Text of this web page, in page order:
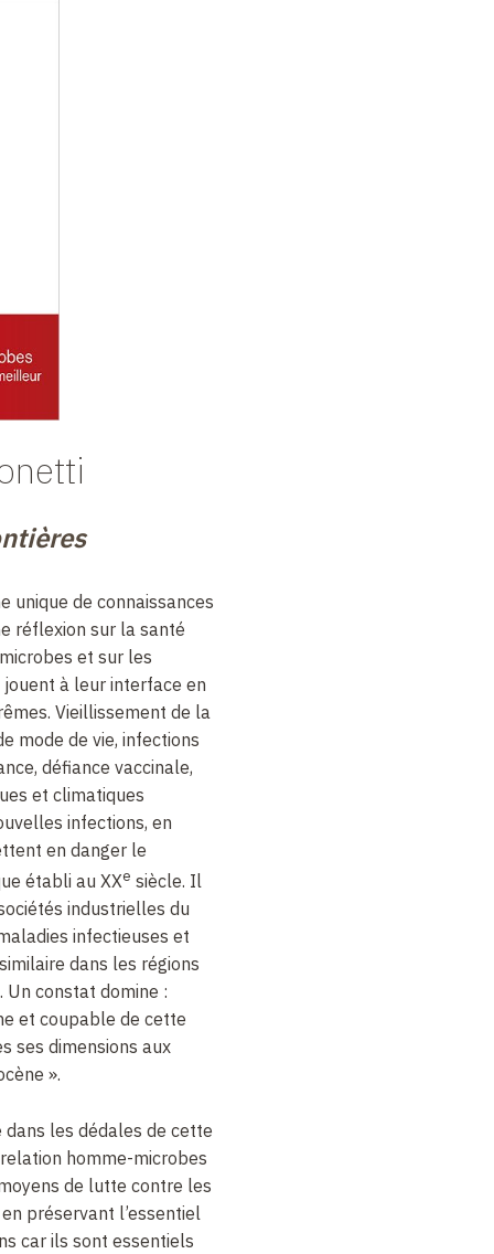
unique de connaissances
réflexion sur la santé
et sur les
à leur interface en
Vieillissement de la
mode de vie, infections
défiance vaccinale,
et climatiques
infections, en
en danger le
établi au XXe siècle. Il
industrielles du
infectieuses et
dans les régions
constat domine :
et coupable de cette
ses dimensions aux
».
dans les dédales de cette
homme-microbes
de lutte contre les
préservant l’essentiel
car ils sont essentiels